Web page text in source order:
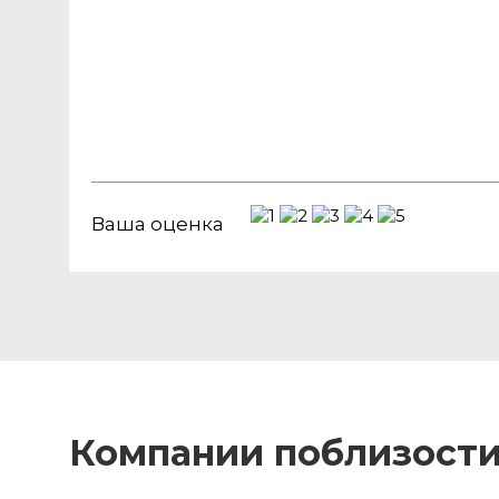
Ваша оценка
Компании поблизости